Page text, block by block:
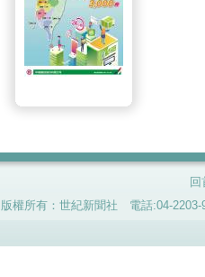
回
版權所有：世紀新聞社 電話:04-